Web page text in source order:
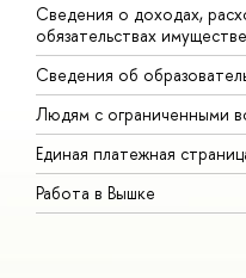
Сведения о доходах,
обязательствах
Сведения об
Людям с ограниченными
Единая платежная
Работа в Вышке